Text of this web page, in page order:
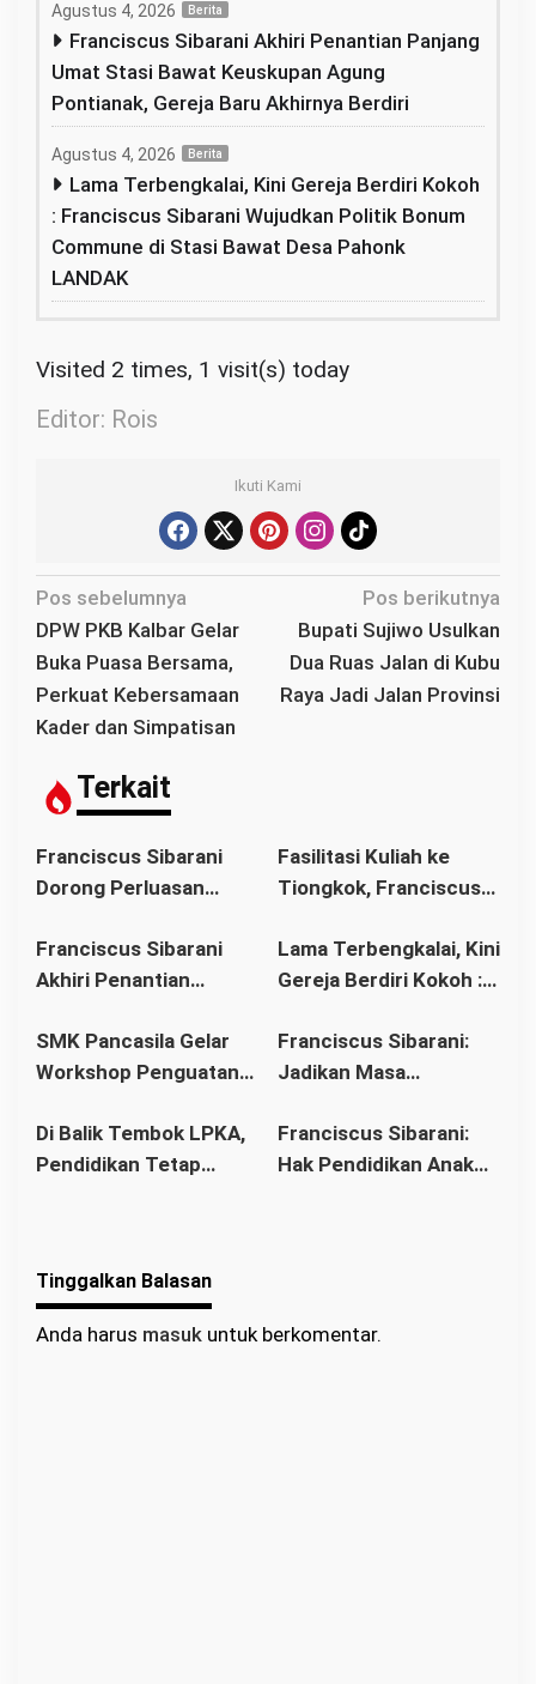
Agustus 4, 2026 Berita
Franciscus Sibarani Akhiri Penantian Panjang
Umat Stasi Bawat Keuskupan Agung
Pontianak, Gereja Baru Akhirnya Berdiri
Agustus 4, 2026 Berita
Lama Terbengkalai, Kini Gereja Berdiri Kokoh
: Franciscus Sibarani Wujudkan Politik Bonum
Commune di Stasi Bawat Desa Pahonk
LANDAK
Visited 2 times, 1 visit(s) today
Editor: Rois
Ikuti Kami
N
a
v
i
g
s
p
o
Pos sebelumnya
DPW PKB Kalbar Gelar
Buka Puasa Bersama,
Perkuat Kebersamaan
Kader dan Simpatisan
Pos berikutnya
Bupati Sujiwo Usulkan
Dua Ruas Jalan di Kubu
Raya Jadi Jalan Provinsi
Terkait
Franciscus Sibarani
Dorong Perluasan
sebagai Upaya Cegah
Pernikahan Dini di
Fasilitasi Kuliah ke
Tiongkok, Franciscus
Tua Dukung Pendidikan
Anak
Franciscus Sibarani
Akhiri Penantian
Bawat Keuskupan
Agung Pontianak,
Berdiri
Lama Terbengkalai, Kini
Gereja Berdiri Kokoh :
Wujudkan Politik
Bonum Commune di
Pahonk LANDAK
SMK Pancasila Gelar
Workshop Penguatan
Standar Nasional
Pendidikan
Franciscus Sibarani:
Jadikan Masa
Titik Balik Menata
Masa Depan
Di Balik Tembok LPKA,
Pendidikan Tetap
dan C
Franciscus Sibarani:
Hak Pendidikan Anak
Tinggalkan Balasan
Anda harus masuk untuk berkomentar.